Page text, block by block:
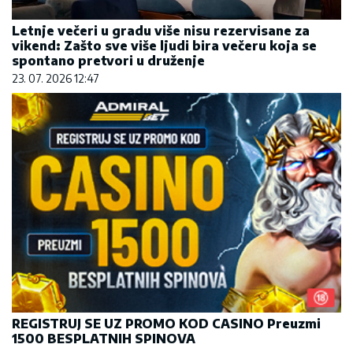
Letnje večeri u gradu više nisu rezervisane za
vikend: Zašto sve više ljudi bira večeru koja se
spontano pretvori u druženje
23. 07. 2026 12:47
REGISTRUJ SE UZ PROMO KOD CASINO Preuzmi
1500 BESPLATNIH SPINOVA